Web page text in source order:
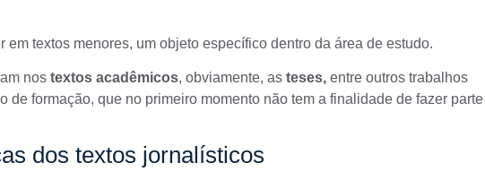
em textos menores, um objeto específico dentro da área de estudo.
nos textos acadêmicos, obviamente, as teses, entre outros trabalhos
de formação, que no primeiro momento não tem a finalidade de fazer parte
dos textos jornalísticos